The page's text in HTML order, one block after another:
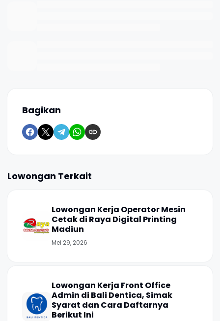
Bagikan
Lowongan Terkait
Lowongan Kerja Operator Mesin
Cetak di Raya Digital Printing
Madiun
Mei 29, 2026
Lowongan Kerja Front Office
Admin di Bali Dentica, Simak
Syarat dan Cara Daftarnya
Berikut Ini